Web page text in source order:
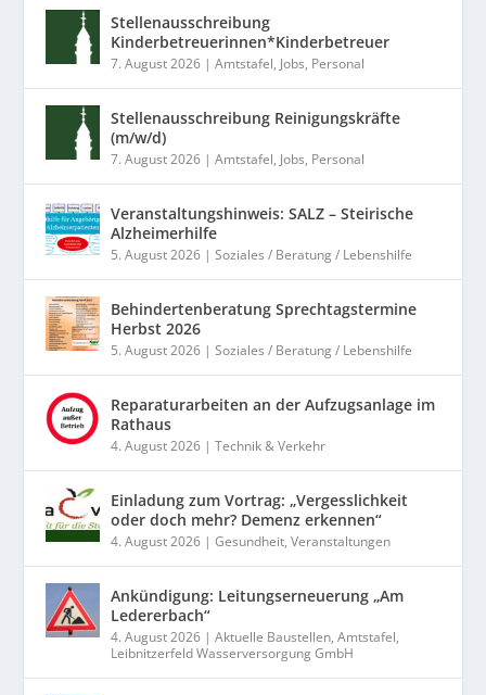
Stellenausschreibung
Kinderbetreuerinnen*Kinderbetreuer
7. August 2026 |Amtstafel, Jobs, Personal
Stellenausschreibung Reinigungskräfte
(m/w/d)
7. August 2026 |Amtstafel, Jobs, Personal
Veranstaltungshinweis: SALZ – Steirische
Alzheimerhilfe
5. August 2026 |Soziales / Beratung / Lebenshilfe
Behindertenberatung Sprechtagstermine
Herbst 2026
5. August 2026 |Soziales / Beratung / Lebenshilfe
Reparaturarbeiten an der Aufzugsanlage im
Rathaus
4. August 2026 |Technik & Verkehr
Einladung zum Vortrag: „Vergesslichkeit
oder doch mehr? Demenz erkennen“
4. August 2026 |Gesundheit,Veranstaltungen
Ankündigung: Leitungserneuerung „Am
Ledererbach“
4. August 2026 |Aktuelle Baustellen,Amtstafel,
Leibnitzerfeld Wasserversorgung GmbH